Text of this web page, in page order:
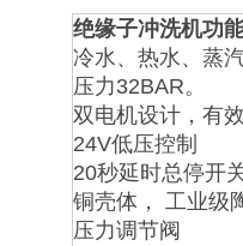
绝缘子冲洗机功
冷水、热水、蒸
压力32BAR。
双电机设计，有
24V低压控制
20秒延时总停开
铜壳体， 工业级
压力调节阀